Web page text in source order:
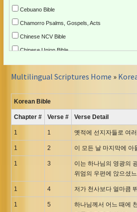
Cebuano Bible
Chamorro Psalms, Gospels, Acts
Chinese NCV Bible
Chinese Union Bible
Czech Kralicka Bible
Dutch Staten Vertaling Bible
Eng. KJV&Book of Mormon
English YLT 1898 Bible
Estonian Genesis New Testament
Finnish 1776 Bible
French Louis Segond Bible
Multilingual Scriptures Home »
Korean Bible
Chapter # Verse # Verse Detail
1 1 옛적에 선지자들로 여
1 2 이 모든 날 마지막에 아
1 3
이는 하나님의 영광의
위엄의 우편에 앉으셨
1 4 저가 천사보다 얼마큼
1 5
하나님께서 어느 때에